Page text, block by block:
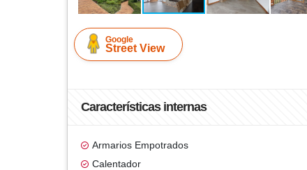
Google
Street View
Características internas
Armarios Empotrados
Calentador